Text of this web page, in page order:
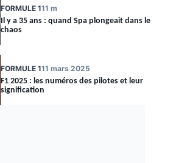
FORMULE 111 m
Il y a 35 ans : quand Spa plongeait dans le
chaos
FORMULE 111 mars 2025
F1 2025 : les numéros des pilotes et leur
signification